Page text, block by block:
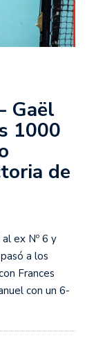
Gaël
1000
de
ex Nº 6 y
a los
Frances
con un 6-